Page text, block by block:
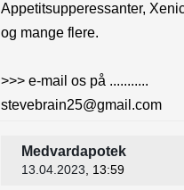
Appetitsupperessanter,
og mange flere.
>>> e-mail os på ...........
stevebrain25@gmail.com
Medvardapotek
13.04.2023 , 13:59